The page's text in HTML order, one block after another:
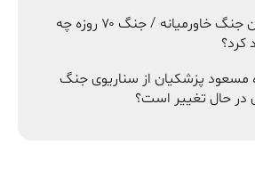
برندگان پنهان جنگ خاورمیانه / جنگ ۷۰ روزه چه
کرد؟
مسعود پزشکیان از سناریوی جنگ
در حال تغییر است؟